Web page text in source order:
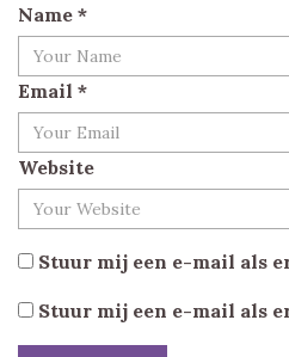
Name *
Email *
Website
Stuur mij een e-mail als
Stuur mij een e-mail als